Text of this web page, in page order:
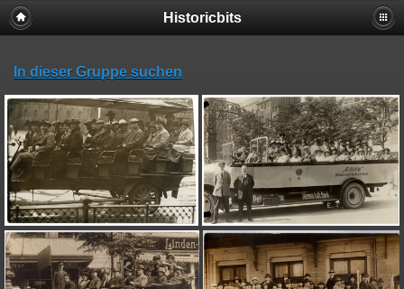
Historicbits
In dieser Gruppe suchen